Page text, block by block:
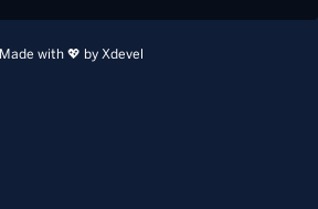
Made with 💖 by Xdevel